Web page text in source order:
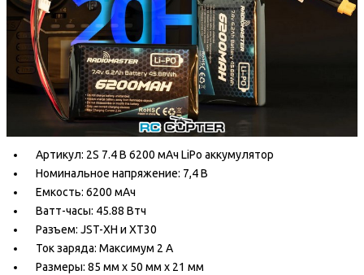
Артикул: 2S 7.4 В 6200 мАч LiPo аккумулятор
Номинальное напряжение: 7,4 В
Емкость: 6200 мАч
Ватт-часы: 45.88 Втч
Разъем: JST-XH и XT30
Ток заряда: Максимум 2 A
Размеры: 85 мм x 50 мм x 21 мм